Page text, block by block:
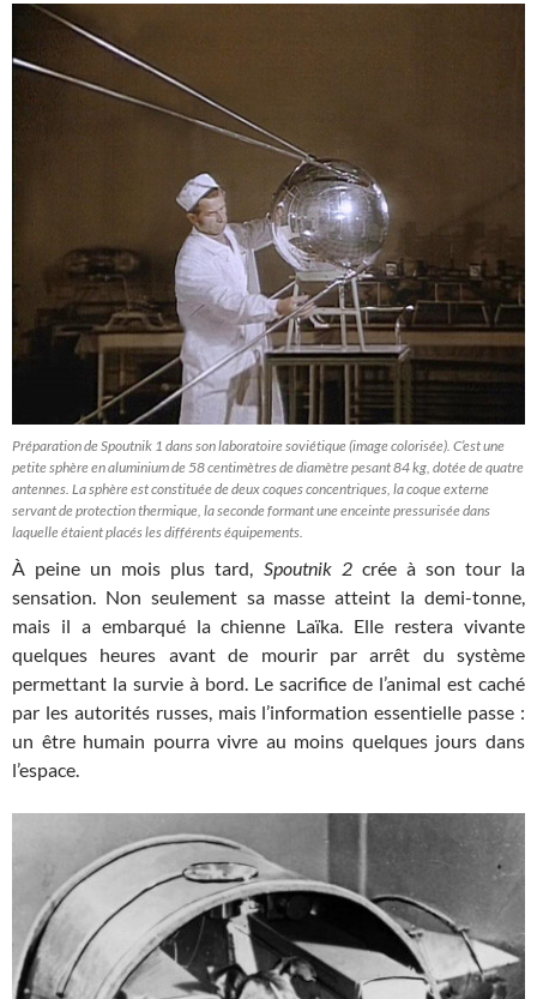
Préparation de Spoutnik 1 dans son laboratoire soviétique (image colorisée). C’est une
petite sphère en aluminium de 58 centimètres de diamètre pesant 84 kg, dotée de quatre
antennes. La sphère est constituée de deux coques concentriques, la coque externe
servant de protection thermique, la seconde formant une enceinte pressurisée dans
laquelle étaient placés les différents équipements.
À peine un mois plus tard, Spoutnik 2crée à son tour la
sensation. Non seulement sa masse atteint la demi-tonne,
mais il a embarqué la chienne Laïka. Elle restera vivante
quelques heures avant de mourir par arrêt du système
permettant la survie à bord. Le sacrifice de l’animal est caché
par les autorités russes, mais l’information essentielle passe :
un être humain pourra vivre au moins quelques jours dans
l’espace.